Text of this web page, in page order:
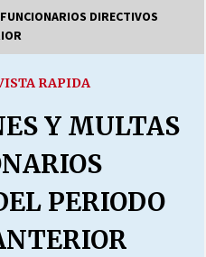
69 AÑOS DE
DE SER DC” SALUDA EL
DIRECTIVOS
RAPIDA
Y MULTAS
PERIODO